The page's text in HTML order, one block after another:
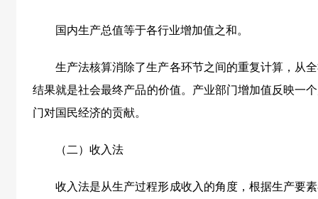
国内生产总值等于各行业增加值之和。
生产法核算消除了生产各环节之间的重复计算，从
结果就是社会最终产品的价值。产业部门增加值反映一
门对国民经济的贡献。
（二）收入法
收入法是从生产过程形成收入的角度，根据生产要